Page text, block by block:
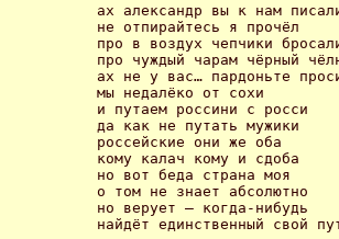
ах александр вы к нам
не отпирайтесь я прочёл
про в воздух чепчики
про чуждый чарам чёрный
ах не у вас… пардоньте
мы недалёко от сохи
и путаем россини с росси
да как не путать мужики
россейские они же оба
кому калач кому и сдоба
но вот беда страна моя
о том не знает абсолютно
но верует – когда-нибудь
найдёт единственный свой